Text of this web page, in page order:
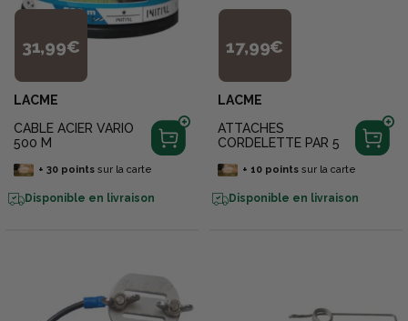
31,99€
LACME
CABLE ACIER VARIO
500 M
+ 30pointssur la carte
Disponible en livraison
17,99€
LACME
ATTACHES
CORDELETTE PAR 5
+ 10pointssur la carte
Disponible en livraison